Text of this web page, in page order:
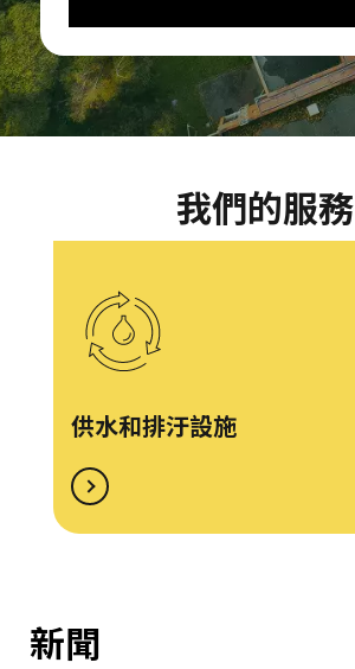
我們的服務
供水和排汙設施
新聞